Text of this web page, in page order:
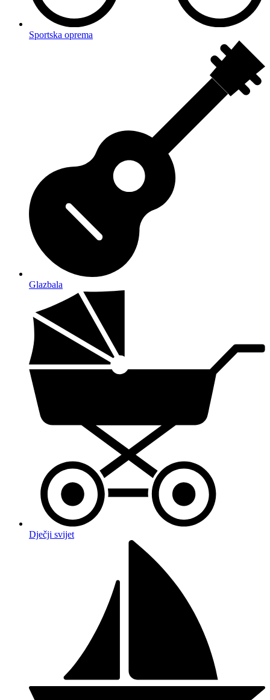
Sportska oprema
Glazbala
Dječji svijet